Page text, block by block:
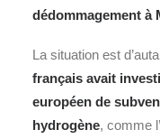
dédommagement à
La situation est
français avait
européen de
hydrogène, comme